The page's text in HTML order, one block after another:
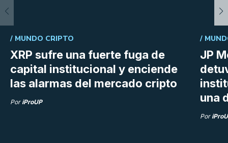
XRP sufre una fuerte fuga de
capital institucional y enciende
las alarmas del mercado cripto
/ MUNDO CRIPTO
Por iProUP
JP
una
/
Por